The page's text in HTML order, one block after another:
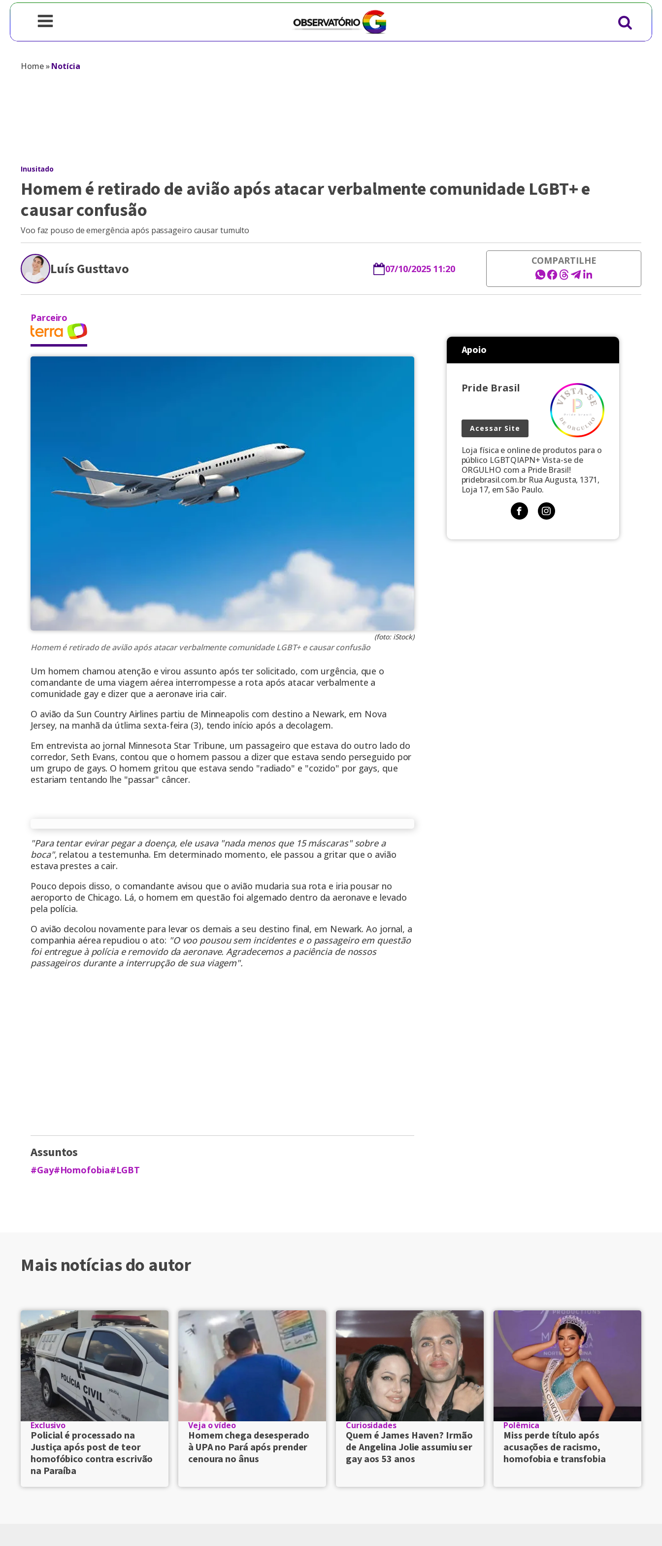
Home»Notícia
Inusitado
Homem é retirado de avião após atacar verbalmente comunidade LGBT+ e
causar confusão
Voo faz pouso de emergência após passageiro causar tumulto
Luís Gusttavo 07/10/2025 11:20
COMPARTILHE
Parceiro
(foto: iStock)
Homem é retirado de avião após atacar verbalmente comunidade LGBT+ e causar confusão
Um homem chamou atenção e virou assunto após ter solicitado, com urgência, que o
comandante de uma viagem aérea interrompesse a rota após atacar verbalmente a
comunidade gay e dizer que a aeronave iria cair.
O avião da Sun Country Airlines partiu de Minneapolis com destino a Newark, em Nova
Jersey, na manhã da útlima sexta-feira (3), tendo início após a decolagem.
Em entrevista ao jornal Minnesota Star Tribune, um passageiro que estava do outro lado do
corredor, Seth Evans, contou que o homem passou a dizer que estava sendo perseguido por
um grupo de gays. O homem gritou que estava sendo "radiado" e "cozido" por gays, que
estariam tentando lhe "passar" câncer.
"Para tentar evirar pegar a doença, ele usava "nada menos que 15 máscaras" sobre a
boca", relatou a testemunha. Em determinado momento, ele passou a gritar que o avião
estava prestes a cair.
Pouco depois disso, o comandante avisou que o avião mudaria sua rota e iria pousar no
aeroporto de Chicago. Lá, o homem em questão foi algemado dentro da aeronave e levado
pela polícia.
O avião decolou novamente para levar os demais a seu destino final, em Newark. Ao jornal, a
companhia aérea repudiou o ato: "O voo pousou sem incidentes e o passageiro em questão
foi entregue à polícia e removido da aeronave. Agradecemos a paciência de nossos
passageiros durante a interrupção de sua viagem".
Assuntos
#Gay#Homofobia#LGBT
Apoio
Pride Brasil
Acessar Site
Loja física e online de produtos para o
público LGBTQIAPN+ Vista-se de
ORGULHO com a Pride Brasil!
pridebrasil.com.br Rua Augusta, 1371,
Loja 17, em São Paulo.
Mais notícias do autor
Exclusivo
Policial é processado na
Justiça após post de teor
homofóbico contra escrivão
na Paraíba
Veja o vídeo
Homem chega desesperado
à UPA no Pará após prender
cenoura no ânus
Curiosidades
Quem é James Haven? Irmão
de Angelina Jolie assumiu ser
gay aos 53 anos
Polêmica
Miss perde título após
acusações de racismo,
homofobia e transfobia